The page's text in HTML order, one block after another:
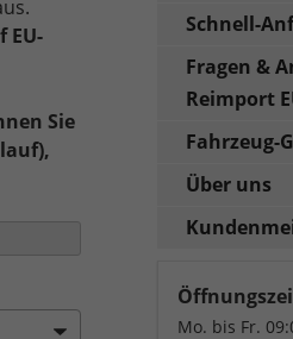
EU-
Sie
Schnell-
Fragen &
Reimport
Fahrzeug-
Über uns
Mo. bis Fr.